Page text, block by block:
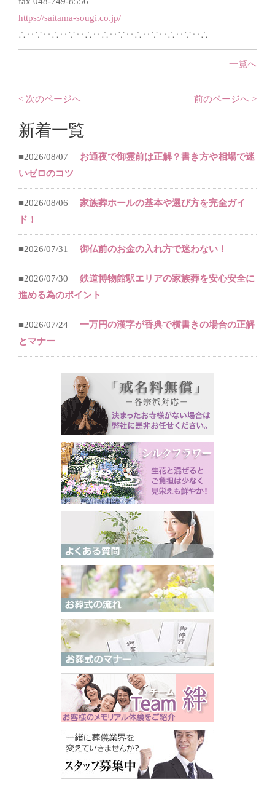
https://saitama-sougi.co.jp/
∴‥∵‥∴‥∵‥∴‥∴‥∵‥∴‥∵‥∴‥∵‥∴
一覧へ
< 次のページへ 前のページへ >
新着一覧
■2026/08/07
お通夜で御霊前は正解？書き方や相場で迷
いゼロのコツ
■2026/08/06
家族葬ホールの基本や選び方を完全ガイ
ド！
■2026/07/31 御仏前のお金の入れ方で迷わない！
■2026/07/30
鉄道博物館駅エリアの家族葬を安心安全に
進める為のポイント
■2026/07/24
一万円の漢字が香典で横書きの場合の正解
とマナー